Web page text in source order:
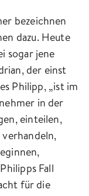
bezeichnen
dazu. Heute
sogar jene
der einst
Philipp, „ist im
in der
einteilen,
Fall
für die